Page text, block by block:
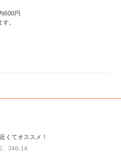
600円
。
近くてオススメ！
、346-14